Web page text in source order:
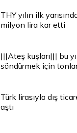
THY yılın ilk
milyon lira kar etti
|||Ateş kuşları||| bu
söndürmek için
Türk lirasıyla dış
aştı